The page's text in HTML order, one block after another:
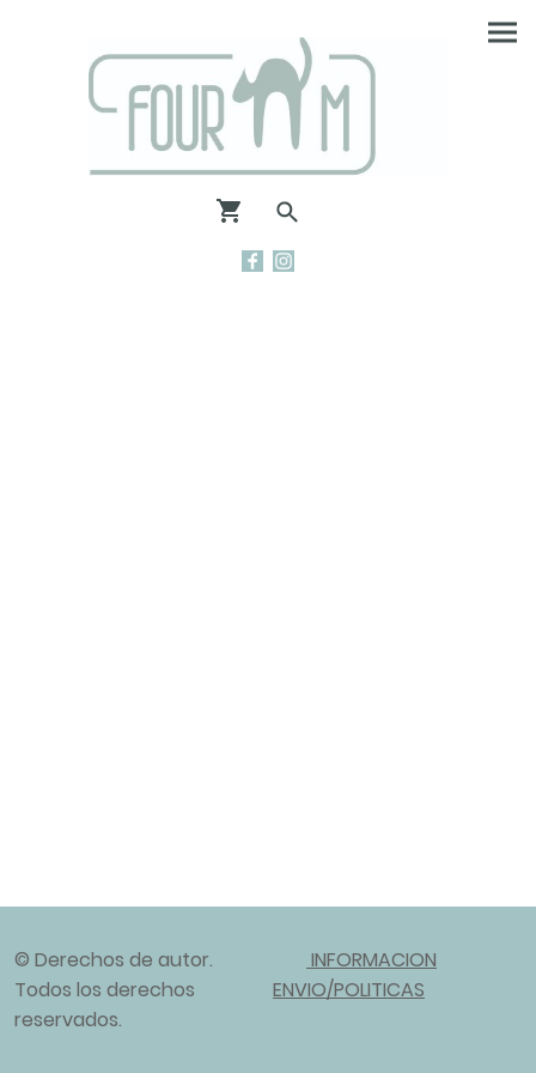
© Derechos de autor.
Todos los derechos
reservados.
INFORMACION
ENVIO/POLITICAS